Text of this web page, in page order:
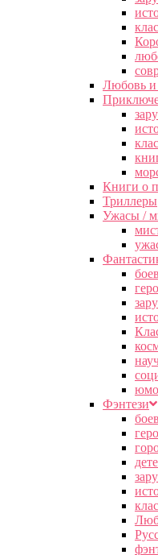
Любовь и
Книги о
Триллеры
Ужасы /
Фэнтези